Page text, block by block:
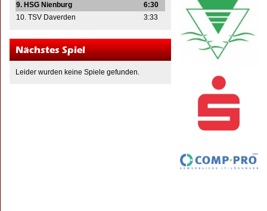
9. HSG Nienburg
6:30
10. TSV Daverden
3:33
Nächstes Spiel
Leider wurden keine Spiele gefunden.